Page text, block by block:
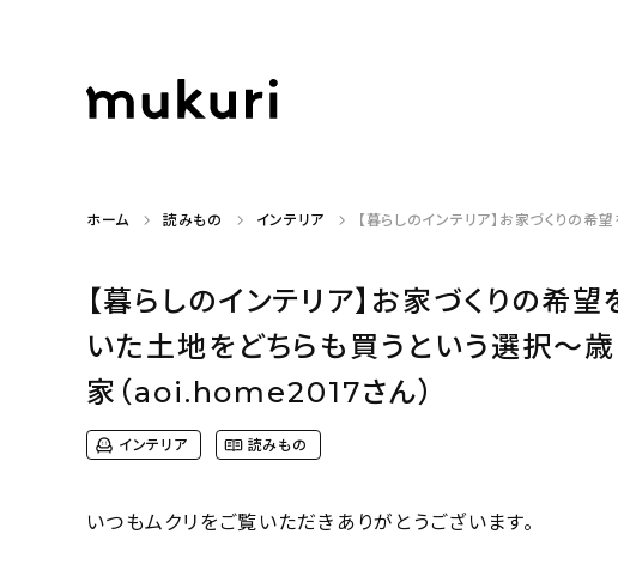
ホーム 読みもの インテリア 【暮らしのインテリア】お家づくりの
【暮らしのインテリア】お家づくりの希
いた土地をどちらも買うという選択〜
家（aoi.home2017さん）
インテリア 読みもの
いつもムクリをご覧いただきありがとうございます。